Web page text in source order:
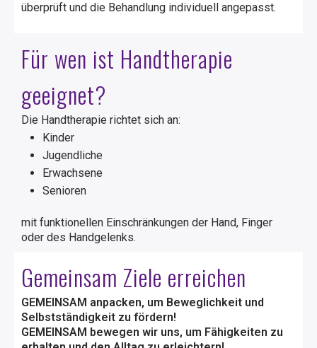
überprüft und die Behandlung individuell angepasst.
Für wen ist Handtherapie
geeignet?
Die Handtherapie richtet sich an:
Kinder
Jugendliche
Erwachsene
Senioren
mit funktionellen Einschränkungen der Hand, Finger
oder des Handgelenks.
Gemeinsam Ziele erreichen
GEMEINSAM anpacken, um Beweglichkeit und
Selbstständigkeit zu fördern!
GEMEINSAM bewegen wir uns, um Fähigkeiten zu